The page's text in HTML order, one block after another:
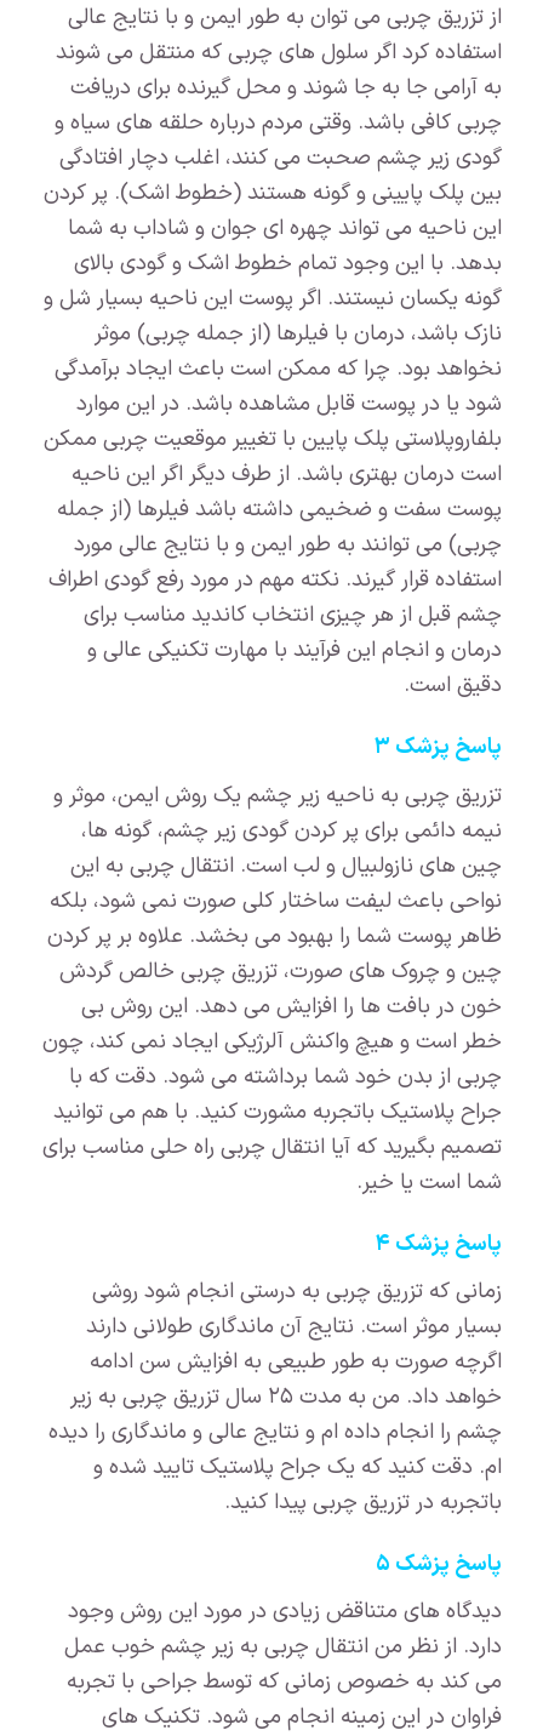
از تزریق چربی می توان به طور ایمن و با نتایج عالی
استفاده کرد اگر سلول های چربی که منتقل می شوند
به آرامی جا به جا شوند و محل گیرنده برای دریافت
چربی کافی باشد. وقتی مردم درباره حلقه های سیاه و
گودی زیر چشم صحبت می کنند، اغلب دچار افتادگی
بین پلک پایینی و گونه هستند (خطوط اشک). پر کردن
این ناحیه می تواند چهره ای جوان و شاداب به شما
بدهد. با این وجود تمام خطوط اشک و گودی بالای
گونه یکسان نیستند. اگر پوست این ناحیه بسیار شل و
نازک باشد، درمان با فیلرها (از جمله چربی) موثر
نخواهد بود. چرا که ممکن است باعث ایجاد برآمدگی
شود یا در پوست قابل مشاهده باشد. در این موارد
بلفاروپلاستی پلک پایین با تغییر موقعیت چربی ممکن
است درمان بهتری باشد. از طرف دیگر اگر این ناحیه
پوست سفت و ضخیمی داشته باشد فیلرها (از جمله
چربی) می توانند به طور ایمن و با نتایج عالی مورد
استفاده قرار گیرند. نکته مهم در مورد رفع گودی اطراف
چشم قبل از هر چیزی انتخاب کاندید مناسب برای
درمان و انجام این فرآیند با مهارت تکنیکی عالی و
دقیق است.
پاسخ پزشک ۳
تزریق چربی به ناحیه زیر چشم یک روش ایمن، موثر و
نیمه دائمی برای پر کردن گودی زیر چشم، گونه ها،
چین های نازولبیال و لب است. انتقال چربی به این
نواحی باعث لیفت ساختار کلی صورت نمی شود، بلکه
ظاهر پوست شما را بهبود می بخشد. علاوه بر پر کردن
چین و چروک های صورت، تزریق چربی خالص گردش
خون در بافت ها را افزایش می دهد. این روش بی
خطر است و هیچ واکنش آلرژیکی ایجاد نمی کند، چون
چربی از بدن خود شما برداشته می شود. دقت که با
جراح پلاستیک باتجربه مشورت کنید. با هم می توانید
تصمیم بگیرید که آیا انتقال چربی راه حلی مناسب برای
شما است یا خیر.
پاسخ پزشک ۴
زمانی که تزریق چربی به درستی انجام شود روشی
بسیار موثر است. نتایج آن ماندگاری طولانی دارند
اگرچه صورت به طور طبیعی به افزایش سن ادامه
خواهد داد. من به مدت ۲۵ سال تزریق چربی به زیر
چشم را انجام داده ام و نتایج عالی و ماندگاری را دیده
ام. دقت کنید که یک جراح پلاستیک تایید شده و
باتجربه در تزریق چربی پیدا کنید.
پاسخ پزشک ۵
دیدگاه های متناقض زیادی در مورد این روش وجود
دارد. از نظر من انتقال چربی به زیر چشم خوب عمل
می کند به خصوص زمانی که توسط جراحی با تجربه
فراوان در این زمینه انجام می شود. تکنیک های